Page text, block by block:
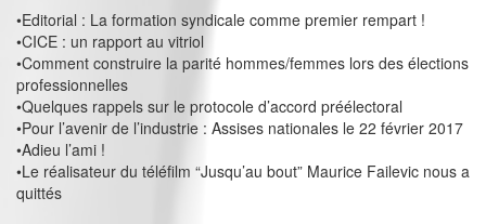
•Editorial : La formation syndicale comme premier rempart !
•CICE : un rapport au vitriol
•Comment construire la parité hommes/femmes lors des élections
professionnelles
•Quelques rappels sur le protocole d’accord préélectoral
•Pour l’avenir de l’industrie : Assises nationales le 22 février 2017
•Adieu l’ami !
•Le réalisateur du téléfilm “Jusqu’au bout” Maurice Failevic nous a
quittés